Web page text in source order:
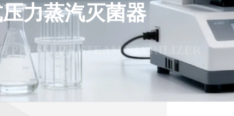
力蒸汽灭菌器
PRESSURE STEAM STERILIZER